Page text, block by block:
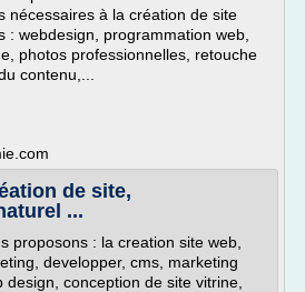
nécessaires à la création de site
: webdesign, programmation web,
photos professionnelles, retouche
contenu,...
de site,
...
proposons : la creation site web,
developper, cms, marketing
design, conception de site vitrine,